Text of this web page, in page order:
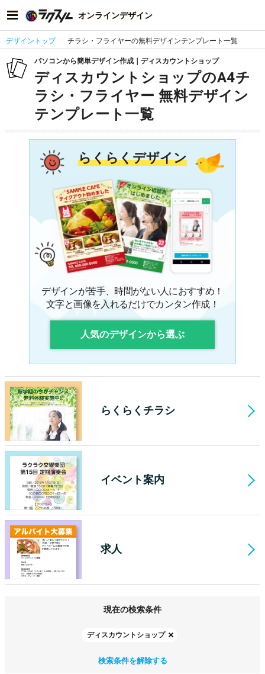
オンラインデザイン
デザイントップ チラシ・フライヤーの無料デザインテンプレート一覧
パソコンから簡単デザイン作成｜ディスカウントショップ
ディスカウントショップのA4チ
ラシ・フライヤー 無料デザイン
テンプレート一覧
らくらくデザイン
デザインが苦手、時間がない人におすすめ！
文字と画像を入れるだけでカンタン作成！
人気のデザインから選ぶ
らくらくチラシ
イベント案内
求人
現在の検索条件
ディスカウントショップ
検索条件を解除する